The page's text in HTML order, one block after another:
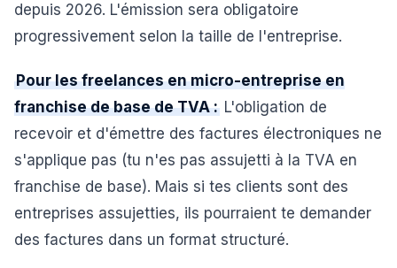
depuis 2026. L'émission sera obligatoire
progressivement selon la taille de l'entreprise.
Pour les freelances en micro-entreprise en
franchise de base de TVA : L'obligation de
recevoir et d'émettre des factures électroniques ne
s'applique pas (tu n'es pas assujetti à la TVA en
franchise de base). Mais si tes clients sont des
entreprises assujetties, ils pourraient te demander
des factures dans un format structuré.